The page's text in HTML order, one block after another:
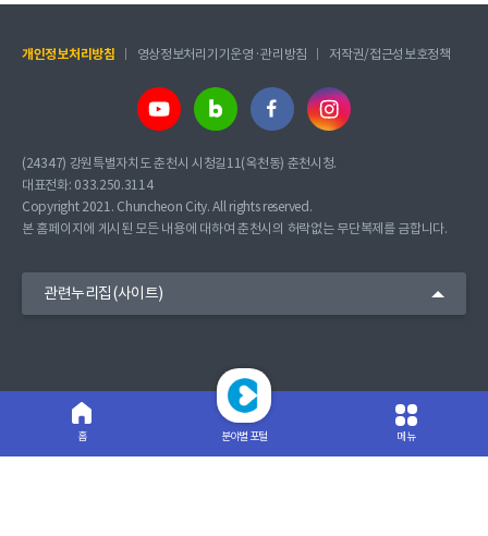
홈 분야별 포털 메뉴
개인정보처리방침 영상정보처리기기운영·관리방침 저작권/접근성보호정책
(24347) 강원특별자치도 춘천시 시청길11(옥천동) 춘천시청.
대표전화: 033.250.3114
Copyright 2021. Chuncheon City. All rights reserved.
본 홈페이지에 게시된 모든 내용에 대하여 춘천시의 허락없는 무단복제를 금합니다.
관련누리집(사이트)